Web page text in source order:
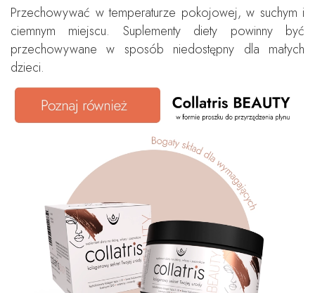
Przechowywać w temperaturze pokojowej, w suchym i
ciemnym miejscu. Suplementy diety powinny być
przechowywane w sposób niedostępny dla małych
dzieci.